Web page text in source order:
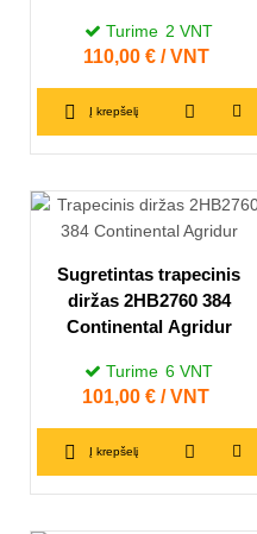
Turime 2 VNT
Kaina
110,00 € / VNT
Į krepšelį
Sugretintas trapecinis
diržas 2HB2760 384
Continental Agridur
Turime 6 VNT
Kaina
101,00 € / VNT
Į krepšelį